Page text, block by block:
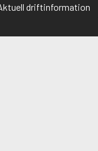
driftinformation